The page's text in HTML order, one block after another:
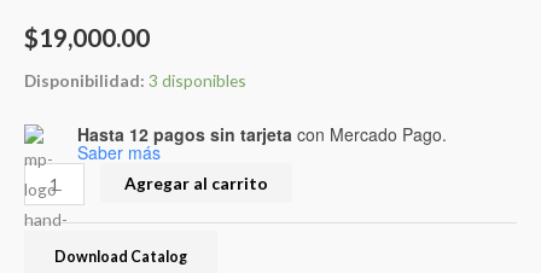
$19,000.00
Disponibilidad: 3 disponibles
Hasta 12 pagos sin tarjeta con Mercado Pago.
Saber más
Agregar al carrito
Download Catalog